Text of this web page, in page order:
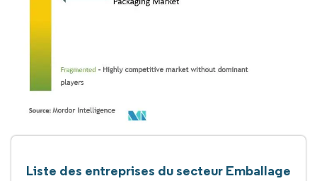
Liste des entreprises du secteur Emballage